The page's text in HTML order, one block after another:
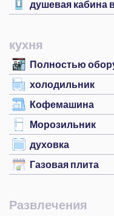
душевая кабина
кухня
Полностью
холодильник
Кофемашина
Морозильник
духовка
Газовая плита
Развлечения